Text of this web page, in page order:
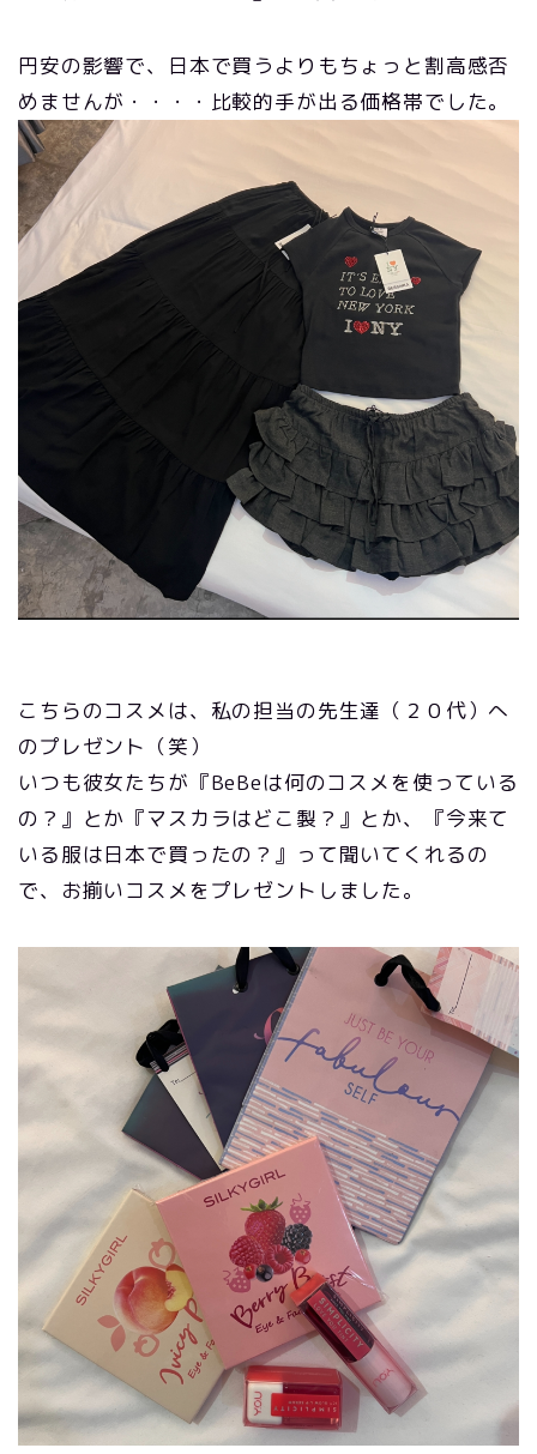
円安の影響で、日本で買うよりもちょっと割高感否
めませんが・・・・比較的手が出る価格帯でした。
こちらのコスメは、私の担当の先生達（２０代）へ
のプレゼント（笑）
いつも彼女たちが『BeBeは何のコスメを使っている
の？』とか『マスカラはどこ製？』とか、『今来て
いる服は日本で買ったの？』って聞いてくれるの
で、お揃いコスメをプレゼントしました。